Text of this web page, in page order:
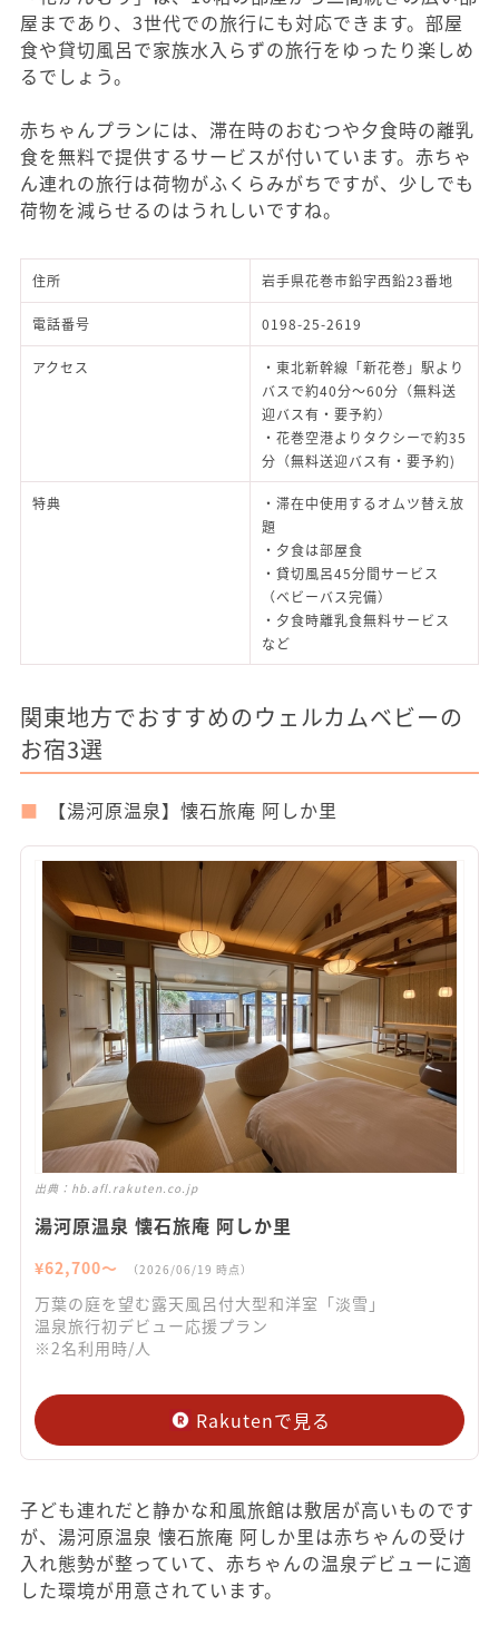
屋まであり、3世代での旅行にも対応できます。部屋
食や貸切風呂で家族水入らずの旅行をゆったり楽しめ
るでしょう。
赤ちゃんプランには、滞在時のおむつや夕食時の離乳
食を無料で提供するサービスが付いています。赤ちゃ
ん連れの旅行は荷物がふくらみがちですが、少しでも
荷物を減らせるのはうれしいですね。
住所 岩手県花巻市鉛字西鉛23番地
電話番号 0198-25-2619
アクセス
・東北新幹線「新花巻」駅より
バスで約40分～60分（無料送
迎バス有・要予約）
・花巻空港よりタクシーで約35
分（無料送迎バス有・要予約)
特典
・滞在中使用するオムツ替え放
題
・夕食は部屋食
・貸切風呂45分間サービス
（ベビーバス完備）
・夕食時離乳食無料サービス
など
関東地方でおすすめのウェルカムベビーの
お宿3選
【湯河原温泉】懐石旅庵 阿しか里
出典： hb.afl.rakuten.co.jp
湯河原温泉 懐石旅庵 阿しか里
¥62,700〜 （2026/06/19 時点）
万葉の庭を望む露天風呂付大型和洋室「淡雪」
温泉旅行初デビュー応援プラン
※2名利用時/人
Rakutenで見る
子ども連れだと静かな和風旅館は敷居が高いものです
が、湯河原温泉 懐石旅庵 阿しか里は赤ちゃんの受け
入れ態勢が整っていて、赤ちゃんの温泉デビューに適
した環境が用意されています。